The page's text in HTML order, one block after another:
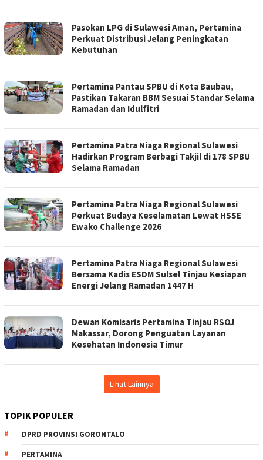
Pasokan LPG di Sulawesi Aman, Pertamina
Perkuat Distribusi Jelang Peningkatan
Kebutuhan
Pertamina Pantau SPBU di Kota Baubau,
Pastikan Takaran BBM Sesuai Standar Selama
Ramadan dan Idulfitri
Pertamina Patra Niaga Regional Sulawesi
Hadirkan Program Berbagi Takjil di 178 SPBU
Selama Ramadan
Pertamina Patra Niaga Regional Sulawesi
Perkuat Budaya Keselamatan Lewat HSSE
Ewako Challenge 2026
Pertamina Patra Niaga Regional Sulawesi
Bersama Kadis ESDM Sulsel Tinjau Kesiapan
Energi Jelang Ramadan 1447 H
Dewan Komisaris Pertamina Tinjau RSOJ
Makassar, Dorong Penguatan Layanan
Kesehatan Indonesia Timur
Lihat Lainnya
TOPIK POPULER
DPRD PROVINSI GORONTALO
PERTAMINA